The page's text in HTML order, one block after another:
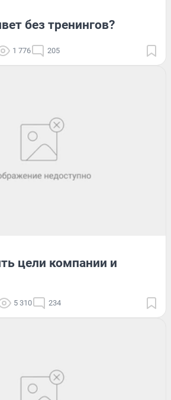
без тренингов?
1 776 205
цели компании и
5 310 234